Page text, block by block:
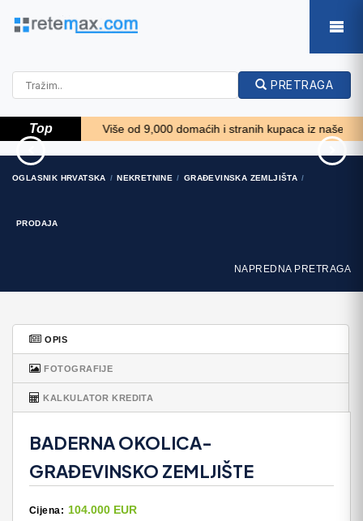
PRETRAGA
Top
***** Više od 9,000 domaćih i stranih kupaca iz naše baze
Sundancer 2002
Wolverine A-14-22
Processor for sale..
OGLASNIK HRVATSKA NEKRETNINE GRAĐEVINSKA ZEMLJIŠTA
PRODAJA
NAPREDNA PRETRAGA
OPIS
FOTOGRAFIJE
KALKULATOR KREDITA
BADERNA OKOLICA-
GRAĐEVINSKO ZEMLJIŠTE
Cijena: 104.000 EUR